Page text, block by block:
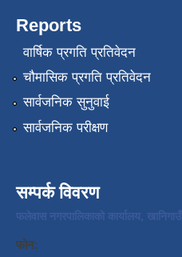
Reports
वार्षिक प्रगति प्रतिवेदन
चौमासिक प्रगति प्रतिवेदन
सार्वजनिक सुनुवाई
सार्वजनिक परीक्षण
सम्पर्क विवरण
फलेवास नगरपालिकाको कार्यालय,
फोन: